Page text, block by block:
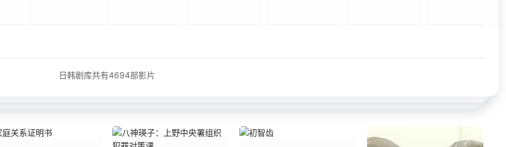
日韩剧库共有4694部影片